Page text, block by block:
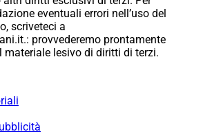
eventuali errori nell’uso del
scriveteci a
provvederemo prontamente
materiale lesivo di diritti di terzi.